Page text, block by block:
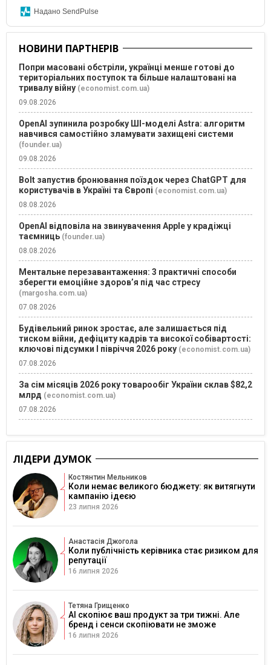
Надано SendPulse
НОВИНИ ПАРТНЕРІВ
Попри масовані обстріли, українці менше готові до
територіальних поступок та більше налаштовані на
тривалу війну (economist.com.ua)
09.08.2026
OpenAI зупинила розробку ШІ-моделі Astra: алгоритм
навчився самостійно зламувати захищені системи
(founder.ua)
09.08.2026
Bolt запустив бронювання поїздок через ChatGPT для
користувачів в Україні та Європі (economist.com.ua)
08.08.2026
OpenAI відповіла на звинувачення Apple у крадіжці
таємниць (founder.ua)
08.08.2026
Ментальне перезавантаження: 3 практичні способи
зберегти емоційне здоров’я під час стресу
(margosha.com.ua)
07.08.2026
Будівельний ринок зростає, але залишається під
тиском війни, дефіциту кадрів та високої собівартості:
ключові підсумки І півріччя 2026 року (economist.com.ua)
07.08.2026
За сім місяців 2026 року товарообіг України склав $82,2
млрд (economist.com.ua)
07.08.2026
ЛІДЕРИ ДУМОК
Костянтин Мельников
Коли немає великого бюджету: як витягнути
кампанію ідеєю
23 липня 2026
Анастасія Джогола
Коли публічність керівника стає ризиком для
репутації
16 липня 2026
Тетяна Грищенко
AI скопіює ваш продукт за три тижні. Але
бренд і сенси скопіювати не зможе
16 липня 2026